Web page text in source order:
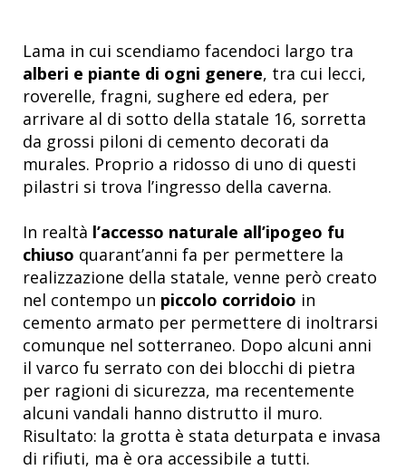
Lama in cui scendiamo facendoci largo tra
alberi e piante di ogni genere, tra cui lecci,
roverelle, fragni, sughere ed edera, per
arrivare al di sotto della statale 16, sorretta
da grossi piloni di cemento decorati da
murales. Proprio a ridosso di uno di questi
pilastri si trova l’ingresso della caverna.
In realtà l’accesso naturale all’ipogeo fu
chiuso quarant’anni fa per permettere la
realizzazione della statale, venne però creato
nel contempo un piccolo corridoio in
cemento armato per permettere di inoltrarsi
comunque nel sotterraneo. Dopo alcuni anni
il varco fu serrato con dei blocchi di pietra
per ragioni di sicurezza, ma recentemente
alcuni vandali hanno distrutto il muro.
Risultato: la grotta è stata deturpata e invasa
di rifiuti, ma è ora accessibile a tutti.